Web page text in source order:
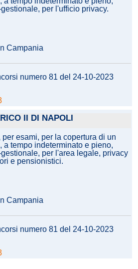
per l'ufficio privacy.
Campania
numero 81 del 24-10-2023
II DI NAPOLI
esami, per la copertura di un
a tempo indeterminato e pieno,
per l'area legale, privacy
e pensionistici.
Campania
numero 81 del 24-10-2023